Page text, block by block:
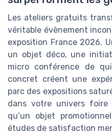
Les ateliers gratuits
véritable évènement
exposition France 2026.
un objet déco, une
micro conférence de
concret créent une
parc des expositions
dans votre univers
qu’un objet
études de satisfaction